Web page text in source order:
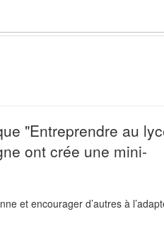
"Entreprendre au
ont crée une mini-
et encourager d’autres à